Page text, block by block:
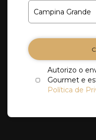
Autorizo o
Gourmet e
Política de